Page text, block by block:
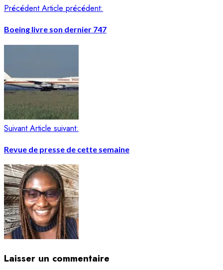
Précédent Article précédent:
Boeing livre son dernier 747
Suivant Article suivant:
Revue de presse de cette semaine
Laisser un commentaire